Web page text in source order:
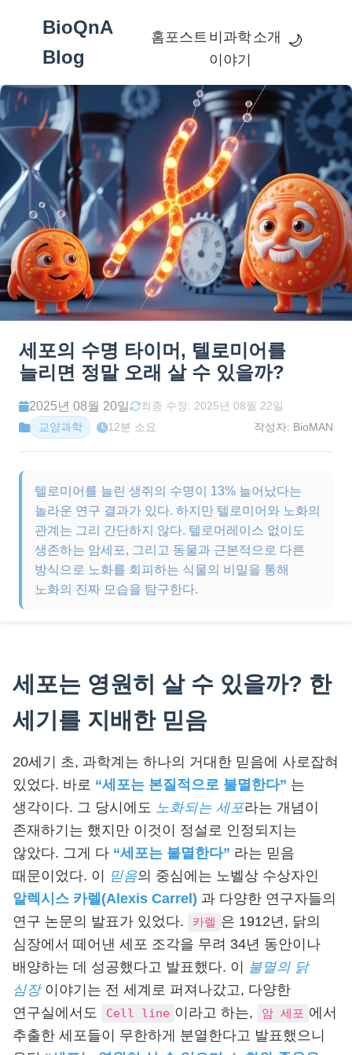
BioQnA
Blog
홈포스트 비과학
이야기
소개 🌙
세포의 수명 타이머, 텔로미어를
늘리면 정말 오래 살 수 있을까?
2025년 08월 20일 최종 수정: 2025년 08월 22일
교양과학 12분 소요 작성자: BioMAN
텔로미어를 늘린 생쥐의 수명이 13% 늘어났다는
놀라운 연구 결과가 있다. 하지만 텔로미어와 노화의
관계는 그리 간단하지 않다. 텔로머레이스 없이도
생존하는 암세포, 그리고 동물과 근본적으로 다른
방식으로 노화를 회피하는 식물의 비밀을 통해
노화의 진짜 모습을 탐구한다.
세포는 영원히 살 수 있을까? 한
세기를 지배한 믿음
20세기 초, 과학계는 하나의 거대한 믿음에 사로잡혀
있었다. 바로 “세포는 본질적으로 불멸한다” 는
생각이다. 그 당시에도 노화되는 세포라는 개념이
존재하기는 했지만 이것이 정설로 인정되지는
않았다. 그게 다 “세포는 불멸한다” 라는 믿음
때문이었다. 이 믿음의 중심에는 노벨상 수상자인
알렉시스 카렐(Alexis Carrel) 과 다양한 연구자들의
연구 논문의 발표가 있었다.
카렐 은 1912년, 닭의
심장에서 떼어낸 세포 조각을 무려 34년 동안이나
배양하는 데 성공했다고 발표했다. 이 불멸의 닭
심장이야기는 전 세계로 퍼져나갔고, 다양한
연구실에서도
Cell line 이라고 하는, 암 세포 에서
추출한 세포들이 무한하게 분열한다고 발표했으니